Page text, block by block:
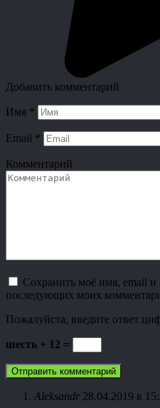
Добавить комментарий
Имя *
Email *
Комментарий
Сохранить моё имя, email и
последующих моих
Пожалуйста, введите ответ
шесть + 12 =
Aleksandr 28.04.2019 в